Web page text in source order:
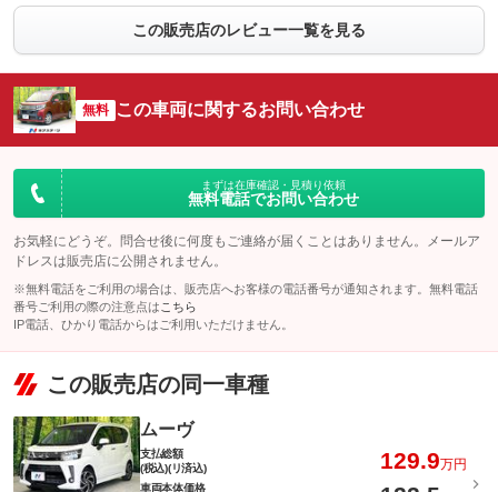
この販売店のレビュー一覧を見る
無料 この車両に関するお問い合わせ
まずは在庫確認・見積り依頼
無料電話でお問い合わせ
お気軽にどうぞ。問合せ後に何度もご連絡が届くことはありません。メールア
ドレスは販売店に公開されません。
※無料電話をご利用の場合は、販売店へお客様の電話番号が通知されます。無料電話
番号ご利用の際の注意点は こちら
IP電話、ひかり電話からはご利用いただけません。
この販売店の同一車種
ムーヴ
支払総額
(税込)(リ済込)
129.9万円
車両本体価格